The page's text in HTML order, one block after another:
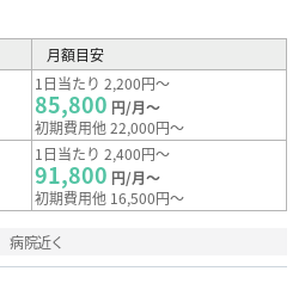
月額目安
1日当たり 2,200円～
85,800 円/月～
初期費用他 22,000円～
1日当たり 2,400円～
91,800 円/月～
初期費用他 16,500円～
病院近く